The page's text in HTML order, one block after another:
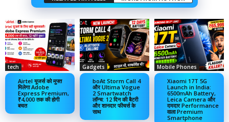
tech
Airtel यूजर्स को मुफ्त
मिलेगा Adobe
Express Premium,
₹4,000 तक की होगी
बचत
Gadgets
boAt Storm Call 4
और Ultima Vogue
2 Smartwatch
लॉन्च: 12 दिन की बैटरी
और शानदार फीचर्स के
साथ
Mobile Phones
Xiaomi 17T 5G
Launch in India:
6500mAh Battery,
Leica Camera और
दमदार Performance
वाला Premium
Smartphone